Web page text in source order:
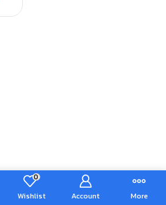
0
Wishlist Account More